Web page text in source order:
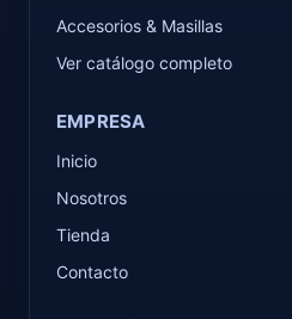
Accesorios & Masillas
Ver catálogo completo
EMPRESA
Inicio
Nosotros
Tienda
Contacto